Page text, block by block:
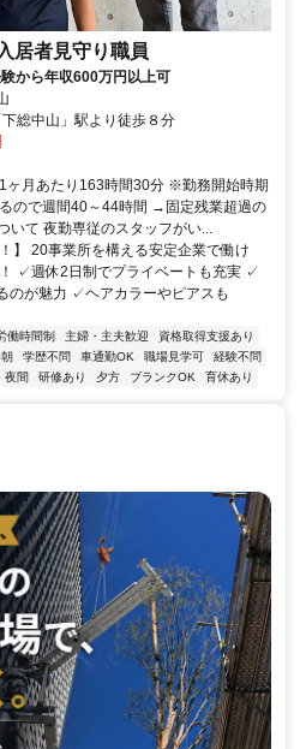
居者見守り職員
から年収600万円以上可
総中山」駅より徒歩８分
ヶ月あたり163時間30分 ※勤務開始時期
ので週間40～44時間 →固定残業超過の
いて 夜勤専従のスタッフがい...
】 20事業所を構える安定企業で働け
✓週休2日制でプライベートも充実 ✓
のが魅力 ✓ヘアカラーやピアスも
働時間制 主婦・主夫歓迎
資格取得支援あり
学歴不問 車通勤OK 職場見学可
経験不問
夜間 研修あり 夕方 ブランクOK 育休あり